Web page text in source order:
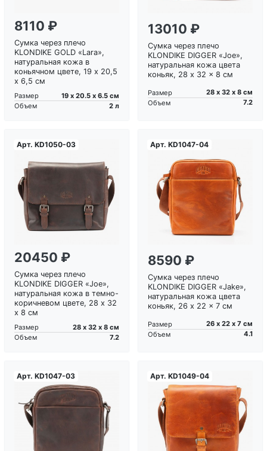
8110 ₽
Сумка через плечо
KLONDIKE GOLD «Lara»,
натуральная кожа в
коньячном цвете, 19 х 20,5
х 6,5 см
Размер
19 х 20.5 х 6.5 см
Объем
2 л
13010 ₽
Сумка через плечо
KLONDIKE DIGGER «Joe»,
натуральная кожа цвета
коньяк, 28 x 32 x 8 см
Размер
28 х 32 х 8 см
Объем
7.2
Арт. KD1050-03
20450 ₽
Сумка через плечо
KLONDIKE DIGGER «Joe»,
натуральная кожа в темно-
коричневом цвете, 28 x 32
x 8 см
Размер
28 х 32 х 8 см
Объем
7.2
Арт. KD1047-04
8590 ₽
Сумка через плечо
KLONDIKE DIGGER «Jake»,
натуральная кожа цвета
коньяк, 26 x 22 x 7 см
Размер
26 х 22 х 7 см
Объем
4.1
Арт. KD1047-03 Арт. KD1049-04